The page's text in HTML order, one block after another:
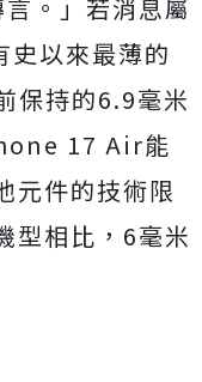
。」若消息屬
以來最薄的
保持的6.9毫米
17 Air能
元件的技術限
型相比， 6毫米